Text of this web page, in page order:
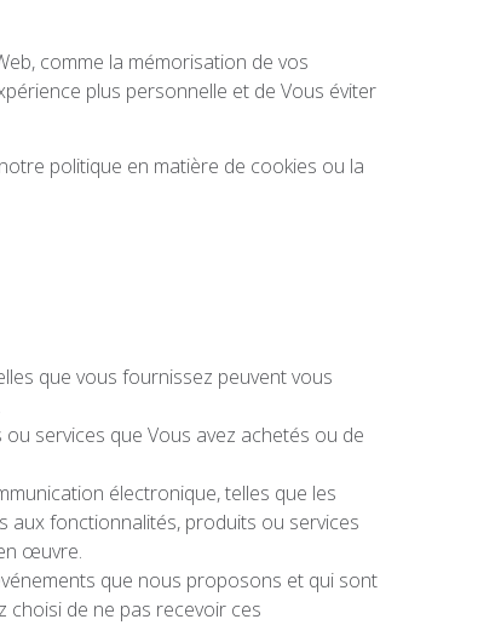
comme la mémorisation de vos
plus personnelle et de Vous éviter
politique en matière de cookies ou la
que vous fournissez peuvent vous
ou services que Vous avez achetés ou de
électronique, telles que les
aux fonctionnalités, produits ou services
œuvre.
que nous proposons et qui sont
choisi de ne pas recevoir ces